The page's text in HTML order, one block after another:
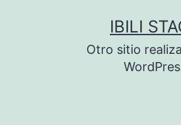
IBILI
Otro sitio